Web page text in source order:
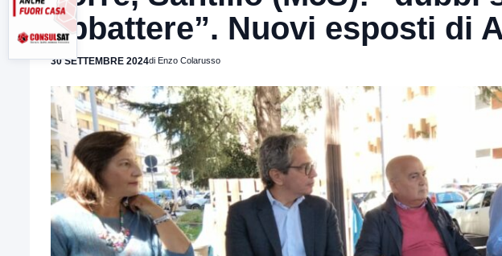
abbattere”. Nuovi esposti di
30 SETTEMBRE 2024di Enzo Colarusso